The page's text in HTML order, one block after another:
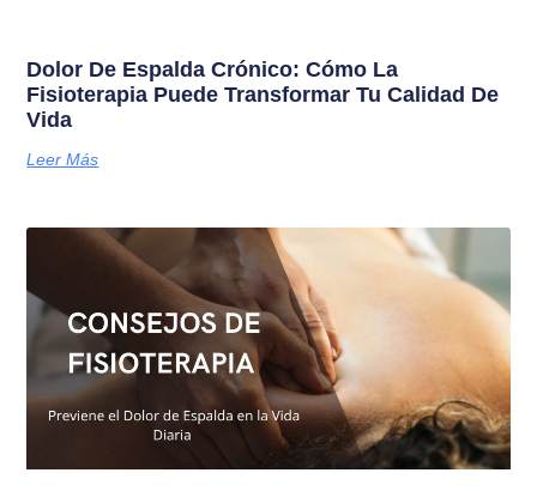
Dolor De Espalda Crónico: Cómo La
Fisioterapia Puede Transformar Tu Calidad De
Vida
Leer Más